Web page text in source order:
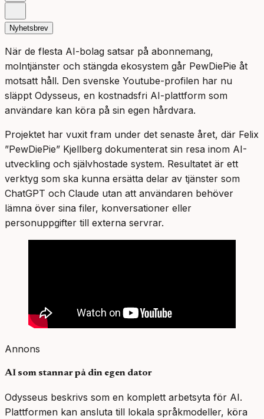
Nyhetsbrev
När de flesta AI-bolag satsar på abonnemang,
molntjänster och stängda ekosystem går PewDiePie åt
motsatt håll. Den svenske Youtube-profilen har nu
släppt Odysseus, en kostnadsfri AI-plattform som
användare kan köra på sin egen hårdvara.
Projektet har vuxit fram under det senaste året, där Felix
”PewDiePie” Kjellberg dokumenterat sin resa inom AI-
utveckling och självhostade system. Resultatet är ett
verktyg som ska kunna ersätta delar av tjänster som
ChatGPT och Claude utan att användaren behöver
lämna över sina filer, konversationer eller
personuppgifter till externa servrar.
Annons
AI som stannar på din egen dator
Odysseus beskrivs som en komplett arbetsyta för AI.
Plattformen kan ansluta till lokala språkmodeller, köra